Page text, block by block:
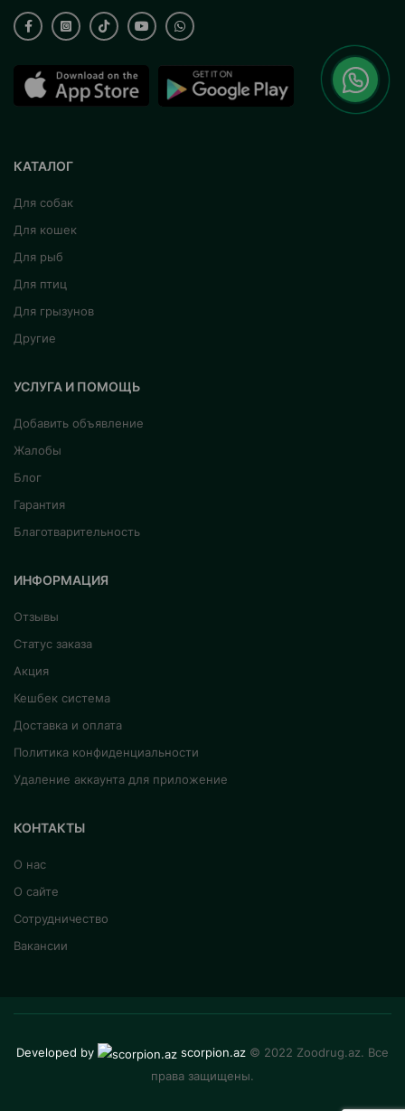
КАТАЛОГ
Для собак
Для кошек
Для рыб
Для птиц
Для грызунов
Другие
УСЛУГА И ПОМОЩЬ
Добавить объявление
Жалобы
Блог
Гарантия
Благотварительность
ИНФОРМАЦИЯ
Отзывы
Статус заказа
Акция
Кешбек система
Доставка и оплата
Политика конфиденциальности
Удаление аккаунта для приложение
КОНТАКТЫ
О нас
О сайте
Сотрудничество
Вакансии
Developed by scorpion.az © 2022 Zoodrug.az. Все
права защищены.